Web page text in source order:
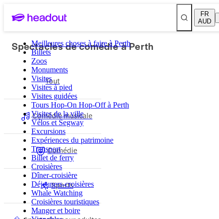
FR
AUD
Meilleures choses à faire à Perth
Billets
Zoos
Monuments
Visites
Visites à pied
Visites guidées
Tours Hop-On Hop-Off à Perth
Visites de la ville
Vélos et Segway
Excursions
Expériences du patrimoine
Transport
Billet de ferry
Croisières
Dîner-croisière
Déjeuners-croisières
Whale Watching
Croisières touristiques
Manger et boire
Spectacles de comédie à Perth
Tout
Comédie musicale
Comédie
Sports